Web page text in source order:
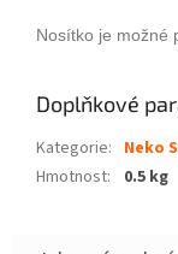
Nosítko je možné
Doplňkové
Kategorie: Neko
Hmotnost: 0.5 kg